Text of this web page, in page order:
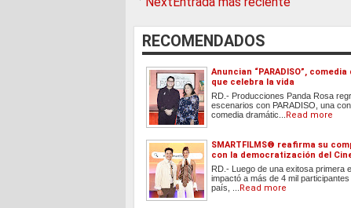
RECOMENDADOS
Anuncian “PARADISO”,
que celebra la vida
RD.- Producciones Panda Rosa
escenarios con PARADISO, una
comedia dramátic... Read more
SMARTFILMS®️ reafirma su
con la democratización del
RD.- Luego de una exitosa primera
impactó a más de 4 mil
país, ... Read more